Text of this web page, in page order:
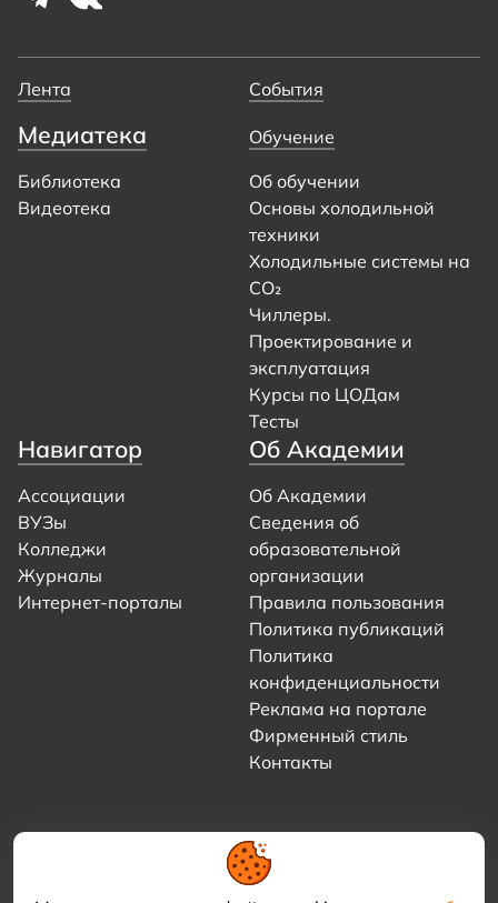
Лента События
Медиатека
Библиотека
Видеотека
Обучение
Об обучении
Основы холодильной
техники
Холодильные системы на
CO₂
Чиллеры.
Проектирование и
эксплуатация
Курсы по ЦОДам
Тесты
Навигатор
Ассоциации
ВУЗы
Колледжи
Журналы
Интернет-порталы
Об Академии
Об Академии
Сведения об
образовательной
организации
Правила пользования
Политика публикаций
Политика
конфиденциальности
Реклама на портале
Фирменный стиль
Контакты